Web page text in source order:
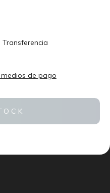
medios de pago